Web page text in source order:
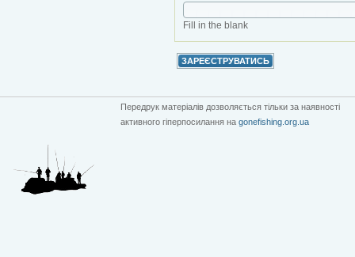
Fill in the blank
Передрук матеріалів дозволяється тільки за наявності
активного гіперпосилання на gonefishing.org.ua